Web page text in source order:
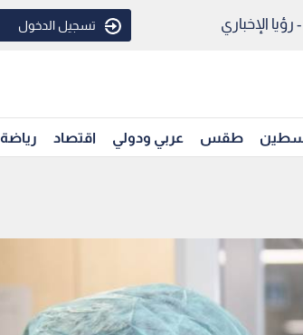
الإخباري تسجيل الدخول
طقس عربي ودولي اقتصاد رياضة